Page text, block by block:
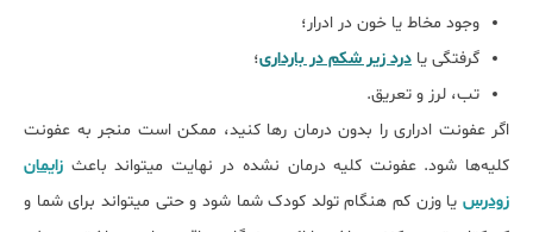
وجود مخاط یا خون در ادرار؛
گرفتگی یا درد زیر شکم در بارداری؛
تب، لرز و تعریق.
اگر عفونت ادراری را بدون درمان رها کنید، ممکن است منجر به عفونت
کلیه‎‌ها شود. عفونت کلیه درمان نشده در نهایت می‎تواند باعث
زایمان
زودرس
یا وزن کم هنگام تولد کودک شما شود و حتی می‎تواند برای شما و